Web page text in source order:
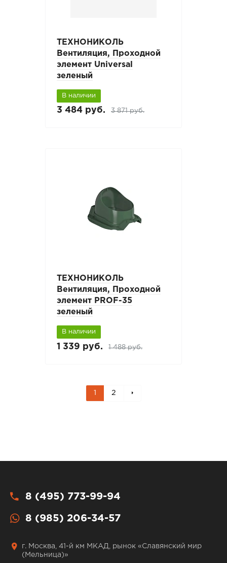
ТЕХНОНИКОЛЬ
Вентиляция, Проходной
элемент Universal
зеленый
В наличии
3 484 руб. 3 871 руб.
ТЕХНОНИКОЛЬ
Вентиляция, Проходной
элемент PROF-35
зеленый
В наличии
1 339 руб. 1 488 руб.
1 2
8 (495) 773-99-94
8 (985) 206-34-57
г. Москва, 41-й км МКАД, рынок «Славянский мир
(Мельница)»